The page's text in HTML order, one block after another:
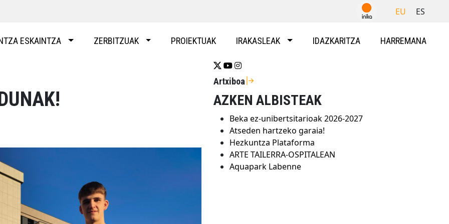
EU ES
ESKAINTZA ZERBITZUAK PROIEKTUAK IRAKASLEAK IDAZKARITZA HARREMANA
Se abrirá nueva ventana-twitter
Se abrirá nueva ventana-youtube
Se abrirá nueva ventana-instragram
Artxiboa
AZKEN ALBISTEAK
Beka ez-unibertsitarioak 2026-2027
Atseden hartzeko garaia!
Hezkuntza Plataforma
ARTE TAILERRA-OSPITALEAN
Aquapark Labenne